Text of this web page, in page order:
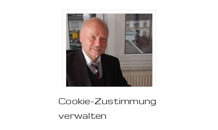
Cookie-Zustimmung
verwalten